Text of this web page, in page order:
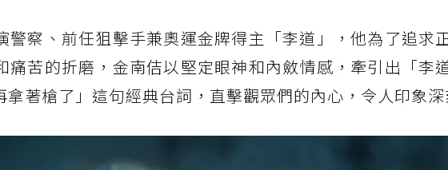
警察、前任狙擊手兼奧運金牌得主「李道」，他為了追求
苦的折磨，金南佶以堅定眼神和內斂情感，牽引出「李道
著槍了」這句經典台詞，直擊觀眾們的內心，令人印象深